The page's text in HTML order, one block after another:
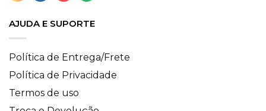
AJUDA E SUPORTE
Política de Entrega/Frete
Política de Privacidade
Termos de uso